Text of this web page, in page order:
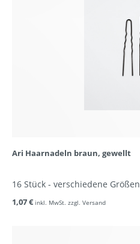
Ari Haarnadeln braun, gewellt
16 Stück - verschiedene Größen
1,07 € inkl. MwSt. zzgl. Versand